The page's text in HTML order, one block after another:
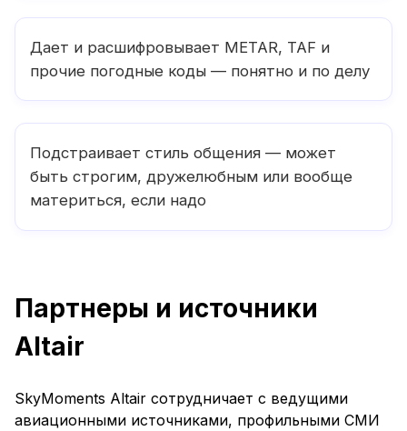
Дает и расшифровывает METAR, TAF и
прочие погодные коды — понятно и по делу
Подстраивает стиль общения — может
быть строгим, дружелюбным или вообще
материться, если надо
Партнеры и источники
Altair
SkyMoments Altair сотрудничает с ведущими
авиационными источниками, профильными СМИ